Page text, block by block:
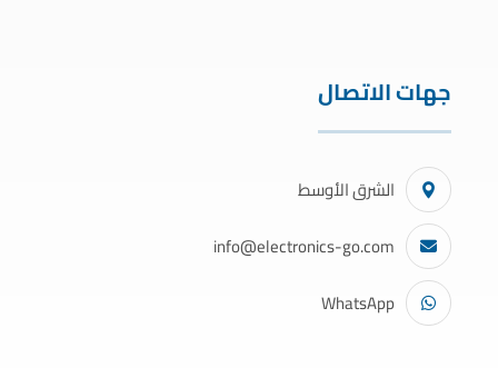
جهات الاتصال
الشرق الأوسط
info@electronics-go.com
WhatsApp